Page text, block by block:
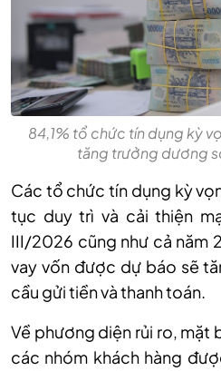
84,1% tổ chức tín dụng kỳ
tăng trưởng dương
Các tổ chức tín dụng kỳ
tục duy trì và cải thiện
III/2026 cũng như cả năm
vay vốn được dự báo sẽ
cầu gửi tiền và thanh toán.
Về phương diện rủi ro, mặt
các nhóm khách hàng